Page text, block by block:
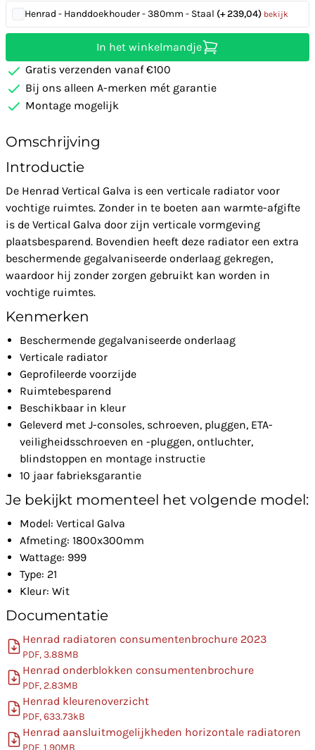
Henrad - Handdoekhouder - 380mm - Staal (+ 239,04) bekijk
In het winkelmandje
Gratis verzenden vanaf €100
Bij ons alleen A-merken mét garantie
Montage mogelijk
Omschrijving
Introductie
De Henrad Vertical Galva is een verticale radiator voor
vochtige ruimtes. Zonder in te boeten aan warmte-afgifte
is de Vertical Galva door zijn verticale vormgeving
plaatsbesparend. Bovendien heeft deze radiator een extra
beschermende gegalvaniseerde onderlaag gekregen,
waardoor hij zonder zorgen gebruikt kan worden in
vochtige ruimtes.
Kenmerken
Beschermende gegalvaniseerde onderlaag
Verticale radiator
Geprofileerde voorzijde
Ruimtebesparend
Beschikbaar in kleur
Geleverd met J-consoles, schroeven, pluggen, ETA-
veiligheidsschroeven en -pluggen, ontluchter,
blindstoppen en montage instructie
10 jaar fabrieksgarantie
Je bekijkt momenteel het volgende model:
Model: Vertical Galva
Afmeting: 1800x300mm
Wattage: 999
Type: 21
Kleur: Wit
Documentatie
Henrad radiatoren consumentenbrochure 2023
PDF, 3.88MB
Henrad onderblokken consumentenbrochure
PDF, 2.83MB
Henrad kleurenoverzicht
PDF, 633.73kB
Henrad aansluitmogelijkheden horizontale radiatoren
PDF, 1.90MB